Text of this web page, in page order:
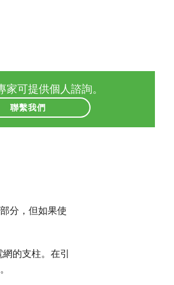
可提供個人諮詢。
聯繫我們
分，但如果使
的支柱。在引